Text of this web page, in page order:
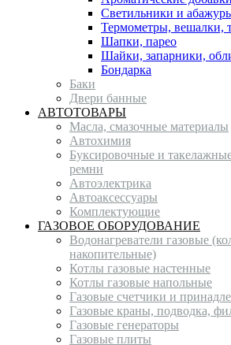
Светильники и
Термометры, вешалки,
Шапки, парео
Шайки, запарники,
Бондарка
Баки
Двери банные
АВТОТОВАРЫ
Масла, смазочные материалы
Автохимия
Буксировочные и
ремни
Автоэлектрика
Автоаксессуары
Комплектующие
ГАЗОВОЕ ОБОРУДОВАНИЕ
Водонагреватели газовые
накопительные)
Котлы газовые настенные
Котлы газовые напольные
Газовые счетчики и
Газовые краны, подводка,
Газовые генераторы
Газовые плиты